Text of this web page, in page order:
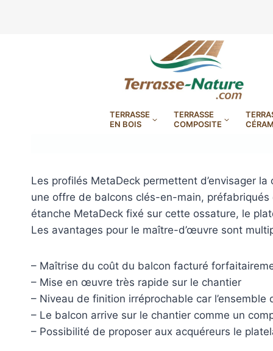
TERRASSE
EN BOIS
EN BOIS
TERRASSE
COMPOSITE
BOIS COMPOSITE
DURA EN
DryDeck : Lames de
étanches en
POUR TERRASSE EN
LAMBOURDES, VIS
BANDES BITUMES
PLOTS
LAMBOURDES
EN ALUMINIUM
SPOTS
XTRACLAD À CLAIRE VOIE
Les profilés MetaDeck permettent d’envisager
une offre de balcons clés-en-main, préfabriqués
étanche MetaDeck fixé sur cette ossature, le
Les avantages pour le maître-d’œuvre sont
– Maîtrise du coût du balcon facturé
– Mise en œuvre très rapide sur le chantier
– Niveau de finition irréprochable car l’ensemble
– Le balcon arrive sur le chantier comme un
– Possibilité de proposer aux acquéreurs le